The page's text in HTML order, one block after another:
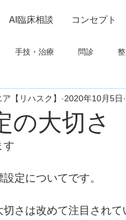
AI臨床相談 コンセプト
手技・治療 問診
関連 高次脳機能障害
について
の大切さ
【リハスク】 2020年10月5日
す
定についてです。
さは改めて注目され